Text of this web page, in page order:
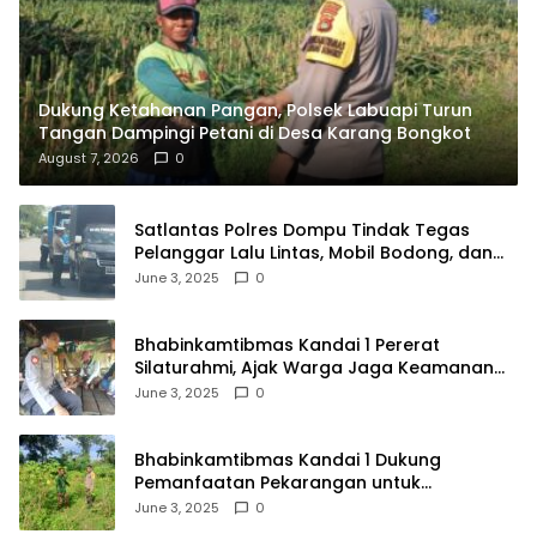
Dukung Ketahanan Pangan, Polsek Labuapi Turun
Tangan Dampingi Petani di Desa Karang Bongkot
August 7, 2026 0
Satlantas Polres Dompu Tindak Tegas
Pelanggar Lalu Lintas, Mobil Bodong, dan
Kendaraan Tak Bayar Pajak
June 3, 2025 0
Bhabinkamtibmas Kandai 1 Pererat
Silaturahmi, Ajak Warga Jaga Keamanan
Lingkungan
June 3, 2025 0
Bhabinkamtibmas Kandai 1 Dukung
Pemanfaatan Pekarangan untuk
Ketahanan Pangan Menuju Indonesia Emas
June 3, 2025 0